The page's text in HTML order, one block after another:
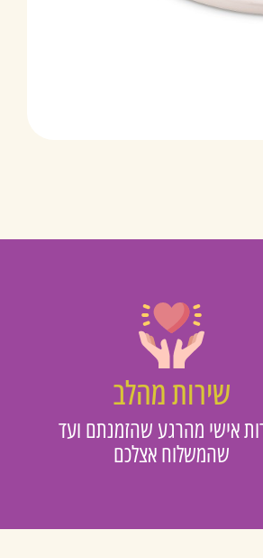
שירות מהלב
אישי מהרגע שהזמנתם ועד
שהמשלוח אצלכם